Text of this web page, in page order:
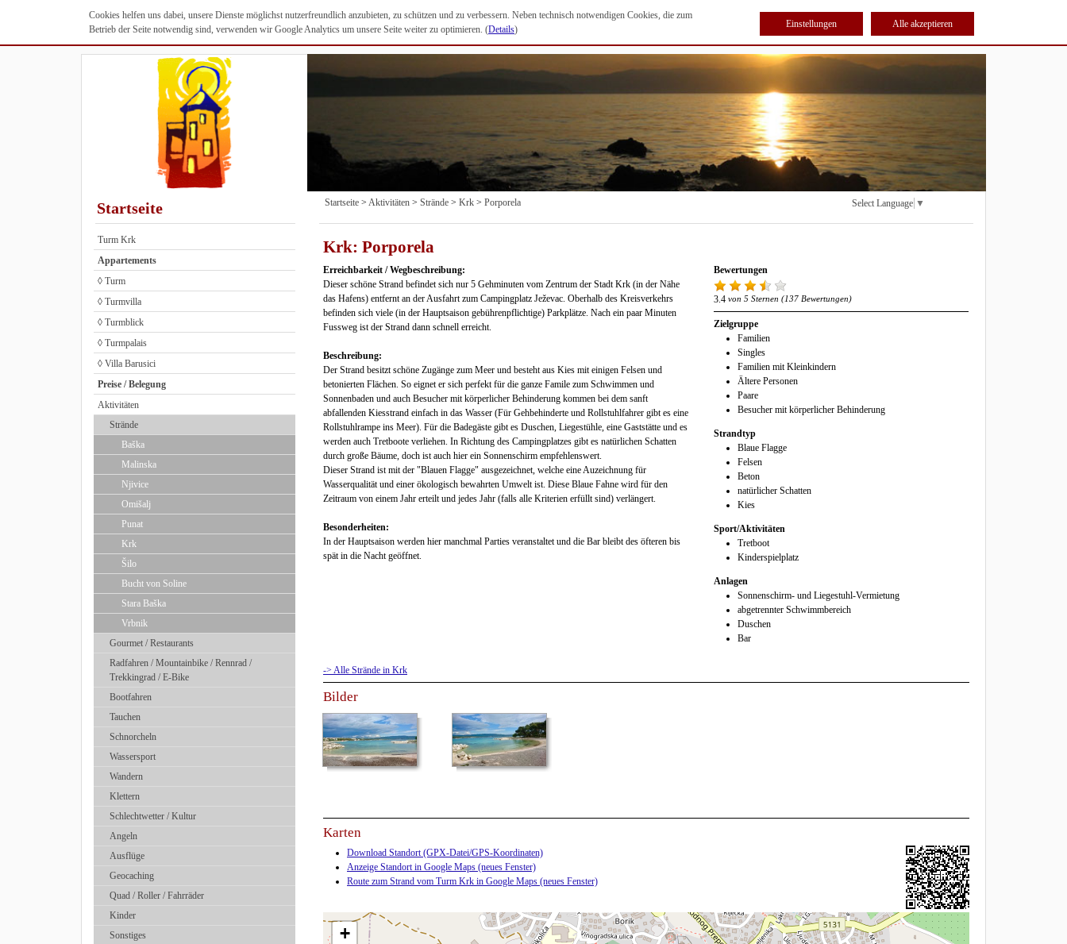
Cookies helfen uns dabei, unsere Dienste möglichst nutzerfreundlich anzubieten, zu schützen und zu verbessern. Neben technisch notwendigen Cookies, die zum
Betrieb der Seite notwendig sind, verwenden wir Google Analytics um unsere Seite weiter zu optimieren. (Details) Einstellungen Alle akzeptieren
Startseite
Turm Krk
Appartements
◊ Turm
◊ Turmvilla
◊ Turmblick
◊ Turmpalais
◊ Villa Barusici
Preise / Belegung
Aktivitäten
Strände
Baška
Malinska
Njivice
Omišalj
Punat
Krk
Šilo
Bucht von Soline
Stara Baška
Vrbnik
Gourmet / Restaurants
Radfahren / Mountainbike / Rennrad /
Trekkingrad / E-Bike
Bootfahren
Tauchen
Schnorcheln
Wassersport
Wandern
Klettern
Schlechtwetter / Kultur
Angeln
Ausflüge
Geocaching
Quad / Roller / Fahrräder
Kinder
Sonstiges
Startseite > Aktivitäten > Strände > Krk > Porporela Select Language ▼
Krk: Porporela
Erreichbarkeit / Wegbeschreibung:
Dieser schöne Strand befindet sich nur 5 Gehminuten vom Zentrum der Stadt Krk (in der Nähe
das Hafens) entfernt an der Ausfahrt zum Campingplatz Ježevac. Oberhalb des Kreisverkehrs
befinden sich viele (in der Hauptsaison gebührenpflichtige) Parkplätze. Nach ein paar Minuten
Fussweg ist der Strand dann schnell erreicht.
Beschreibung:
Der Strand besitzt schöne Zugänge zum Meer und besteht aus Kies mit einigen Felsen und
betonierten Flächen. So eignet er sich perfekt für die ganze Famile zum Schwimmen und
Sonnenbaden und auch Besucher mit körperlicher Behinderung kommen bei dem sanft
abfallenden Kiesstrand einfach in das Wasser (Für Gehbehinderte und Rollstuhlfahrer gibt es eine
Rollstuhlrampe ins Meer). Für die Badegäste gibt es Duschen, Liegestühle, eine Gaststätte und es
werden auch Tretboote verliehen. In Richtung des Campingplatzes gibt es natürlichen Schatten
durch große Bäume, doch ist auch hier ein Sonnenschirm empfehlenswert.
Dieser Strand ist mit der "Blauen Flagge" ausgezeichnet, welche eine Auzeichnung für
Wasserqualität und einer ökologisch bewahrten Umwelt ist. Diese Blaue Fahne wird für den
Zeitraum von einem Jahr erteilt und jedes Jahr (falls alle Kriterien erfüllt sind) verlängert.
Besonderheiten:
In der Hauptsaison werden hier manchmal Parties veranstaltet und die Bar bleibt des öfteren bis
spät in die Nacht geöffnet.
Bewertungen
3.4 von 5 Sternen (137 Bewertungen)
Zielgruppe
Familien
Singles
Familien mit Kleinkindern
Ältere Personen
Paare
Besucher mit körperlicher Behinderung
Strandtyp
Blaue Flagge
Felsen
Beton
natürlicher Schatten
Kies
Sport/Aktivitäten
Tretboot
Kinderspielplatz
Anlagen
Sonnenschirm- und Liegestuhl-Vermietung
abgetrennter Schwimmbereich
Duschen
Bar
-> Alle Strände in Krk
Bilder
Karten
Download Standort (GPX-Datei/GPS-Koordinaten)
Anzeige Standort in Google Maps (neues Fenster)
Route zum Strand vom Turm Krk in Google Maps (neues Fenster)
+